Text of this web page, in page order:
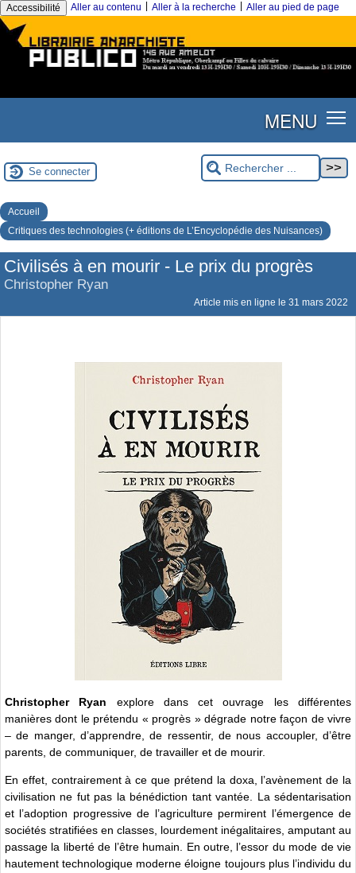
Accessibilité Aller au contenu Aller à la recherche Aller au pied de page
MENU
Se connecter
Accueil
Critiques des technologies (+ éditions de L’Encyclopédie des Nuisances)
Civilisés à en mourir - Le prix du progrès
Christopher Ryan
Article mis en ligne le 31 mars 2022
Christopher Ryan explore dans cet ouvrage les différentes
manières dont le prétendu « progrès » dégrade notre façon de vivre
– de manger, d’apprendre, de ressentir, de nous accoupler, d’être
parents, de communiquer, de travailler et de mourir.
En effet, contrairement à ce que prétend la doxa, l’avènement de la
civilisation ne fut pas la bénédiction tant vantée. La sédentarisation
et l’adoption progressive de l’agriculture permirent l’émergence de
sociétés stratifiées en classes, lourdement inégalitaires, amputant au
passage la liberté de l’être humain. En outre, l’essor du mode de vie
hautement technologique moderne éloigne toujours plus l’individu du